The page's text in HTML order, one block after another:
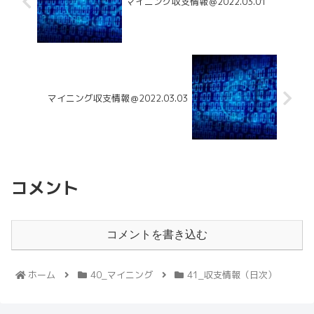
マイニング収支情報＠2022.03.03
コメント
コメントを書き込む
ホーム 40_マイニング 41_収支情報（日次）